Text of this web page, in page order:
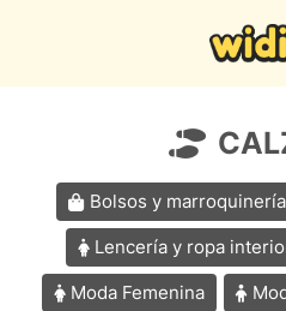
Bolsos y marroquinería
Lencería y ropa
Moda Femenina